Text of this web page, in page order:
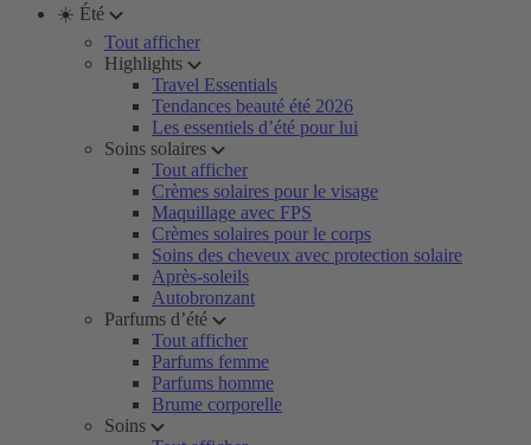
☀️ Été
Tout afficher
Highlights
Travel Essentials
Tendances beauté été 2026
Les essentiels d’été pour lui
Soins solaires
Tout afficher
Crèmes solaires pour le visage
Maquillage avec FPS
Crèmes solaires pour le corps
Soins des cheveux avec protection solaire
Après-soleils
Autobronzant
Parfums d’été
Tout afficher
Parfums femme
Parfums homme
Brume corporelle
Soins